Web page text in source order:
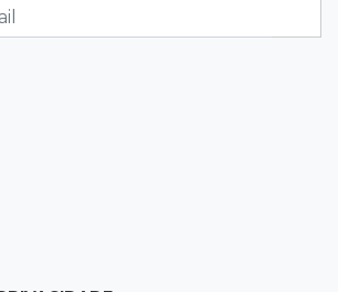
tem quatro interdições no